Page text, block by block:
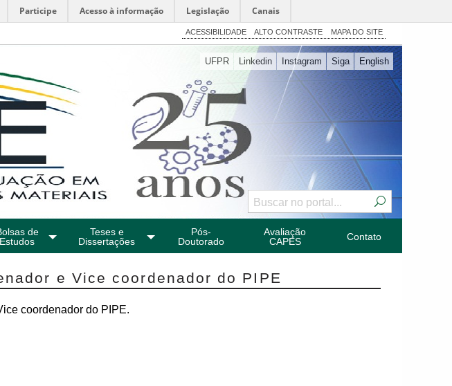
Participe Acesso à informação Legislação Canais
ACESSIBILIDADE ALTO CONTRASTE MAPA DO SITE
UFPR Linkedin Instagram Siga English
de
Estudos
Teses e
Dissertações
Pós-
Doutorado
Avaliação
CAPES
Contato
e Vice coordenador do PIPE
coordenador do PIPE.